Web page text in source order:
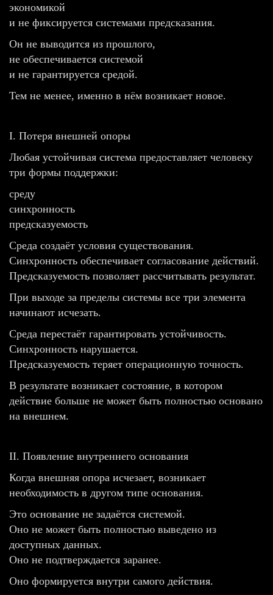
экономикой
и не фиксируется системами предсказания.
Он не выводится из прошлого,
не обеспечивается системой
и не гарантируется средой.
Тем не менее, именно в нём возникает новое.
I. Потеря внешней опоры
Любая устойчивая система предоставляет человеку
три формы поддержки:
среду
синхронность
предсказуемость
Среда создаёт условия существования.
Синхронность обеспечивает согласование действий.
Предсказуемость позволяет рассчитывать результат.
При выходе за пределы системы все три элемента
начинают исчезать.
Среда перестаёт гарантировать устойчивость.
Синхронность нарушается.
Предсказуемость теряет операционную точность.
В результате возникает состояние, в котором
действие больше не может быть полностью основано
на внешнем.
II. Появление внутреннего основания
Когда внешняя опора исчезает, возникает
необходимость в другом типе основания.
Это основание не задаётся системой.
Оно не может быть полностью выведено из
доступных данных.
Оно не подтверждается заранее.
Оно формируется внутри самого действия.